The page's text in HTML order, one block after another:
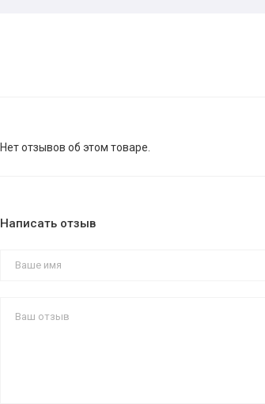
Нет отзывов об этом товаре.
Написать отзыв